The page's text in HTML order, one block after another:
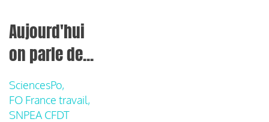
Aujourd'hui
on parle de...
SciencesPo,
FO France travail,
SNPEA CFDT